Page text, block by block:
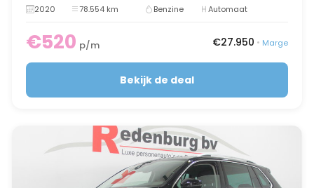
2020 78.554 km Benzine Automaat
€520 p/m €27.950 • Marge
Bekijk de deal